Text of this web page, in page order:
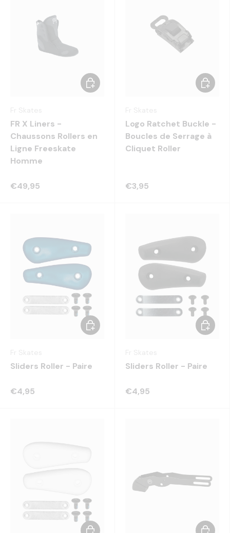
FR X Liners -
Chaussons Rollers en
Ligne Freeskate
Homme
€49,95
Choisir les options
Logo Ratchet Buckle -
Boucles de Serrage à
Cliquet Roller
€3,95
Choisir
Sliders Roller - Paire
€4,95
Choisir les options
Sliders Roller - Paire
€4,95
Choisir
Choisir les options Choisir